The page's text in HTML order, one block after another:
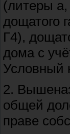
(литеры
дощатого
Г4),
дома с
Условный
2.
общей
праве